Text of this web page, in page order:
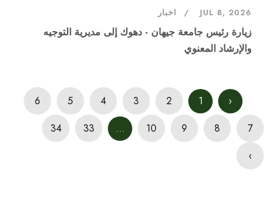
JUL 8, 2026 اخبار
زيارة رئيس جامعة جيهان - دهوك إلى مديرية التوجيه
والإرشاد المعنوي
‹
1
2
3
4
5
6
7
8
9
10
...
33
34
›